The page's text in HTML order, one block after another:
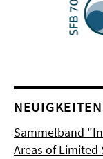
Sammelband
Areas of